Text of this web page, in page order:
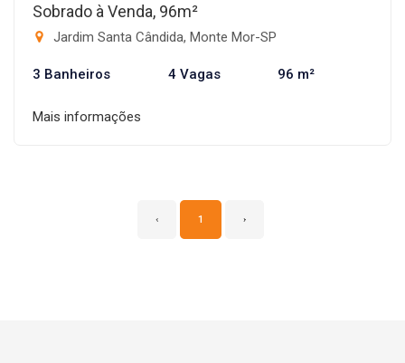
Sobrado à Venda, 96m²
Jardim Santa Cândida, Monte Mor-SP
3 Banheiros 4 Vagas 96 m²
Mais informações
‹ 1 ›